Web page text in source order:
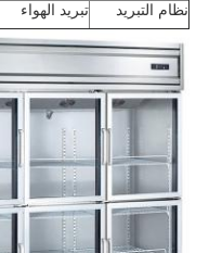
نظام التبريد
تبريد الهواء